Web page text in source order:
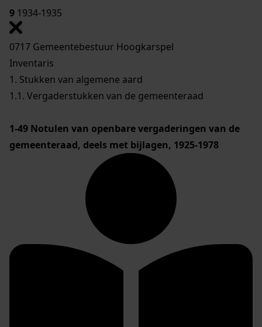
9 1934-1935
0717 Gemeentebestuur Hoogkarspel
Inventaris
1. Stukken van algemene aard
1.1. Vergaderstukken van de gemeenteraad
1-49 Notulen van openbare vergaderingen van de
gemeenteraad, deels met bijlagen, 1925-1978